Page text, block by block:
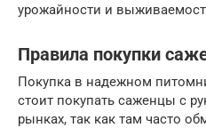
урожайности и
Правила покупки
Покупка в надежном
стоит покупать саженцы с
рынках, так как там часто